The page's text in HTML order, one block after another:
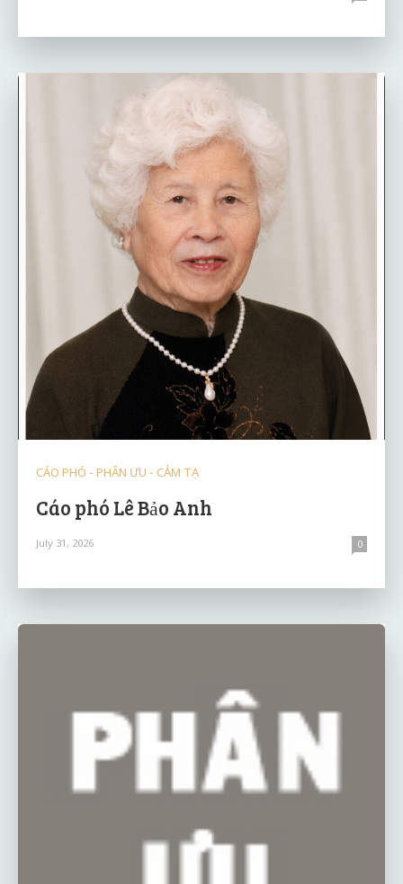
CÁO PHÓ - PHÂN ƯU - CẢM TẠ
Cáo phó Lê Bảo Anh
July 31, 2026 0